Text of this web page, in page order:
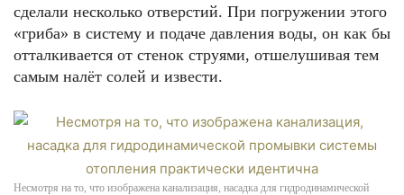
сделали несколько отверстий. При погружении этого
«гриба» в систему и подаче давления воды, он как бы
отталкивается от стенок струями, отшелушивая тем
самым налёт солей и извести.
Несмотря на то, что изображена канализация, насадка для гидродинамической